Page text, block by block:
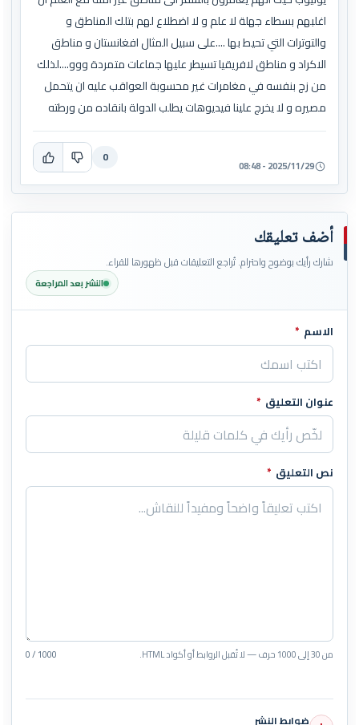
اغلبهم بسطاء جهلة لا علم و لا اضطلاع لهم بتلك المناطق و
والتوترات التي تحيط بها ....على سبيل المثال افغانستان و مناطق
الاكراد و مناطق لافريقيا تسيطر عليها جماعات متمردة ووو....لذلك
من زج بنفسه في مغامرات غير محسوبة العواقب عليه ان يتحمل
مصيره و لا يخرج علينا فيديوهات يطلب الدولة بانقاده من ورطته
2025/11/29 - 08:48
0
أضف تعليقك
شارك رأيك بوضوح واحترام. تُراجع التعليقات قبل ظهورها للقراء.
النشر بعد المراجعة
اترك هذا الحقل فارغاً
الاسم *
عنوان التعليق *
نص التعليق *
من 30 إلى 1000 حرف — لا تُقبل الروابط أو أكواد HTML. 0 / 1000
ضوابط النشر